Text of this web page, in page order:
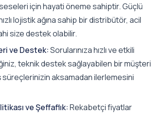
için hayati öneme sahiptir. Güçlü
lojistik ağına sahip bir distribütör, acil
size destek olabilir.
ve Destek:Sorularınıza hızlı ve etkili
teknik destek sağlayabilen bir müşteri
süreçlerinizin aksamadan ilerlemesini
ve Şeffaflık:Rekabetçi fiyatlar